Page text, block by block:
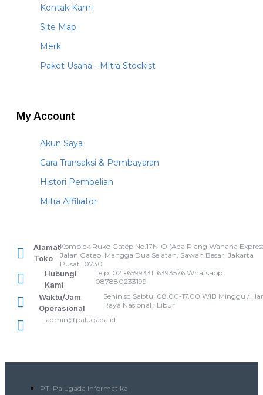
Kontak Kami
Site Map
Merk
Paket Usaha - Mitra Stockist
My Account
Akun Saya
Cara Transaksi & Pembayaran
Histori Pembelian
Mitra Affiliator
Alamat
Toko
Komplek Ruko Gatep No.17N-O (Ada Plang Wahana
Jalan Gatep, Mangga Dua Selatan, Sawah Besar, Jakarta
Pusat 10730
Hubungi
Kami
Telp: 021-6599331, 6393576 Whatsapp :
087880233199
Waktu/Jam
Operasional
Senin sd Sabtu, 08.00-17.00 WIB Minggu /
Raya Nasional : Libur
admin@palugada.id
PT. Palugada Informatika